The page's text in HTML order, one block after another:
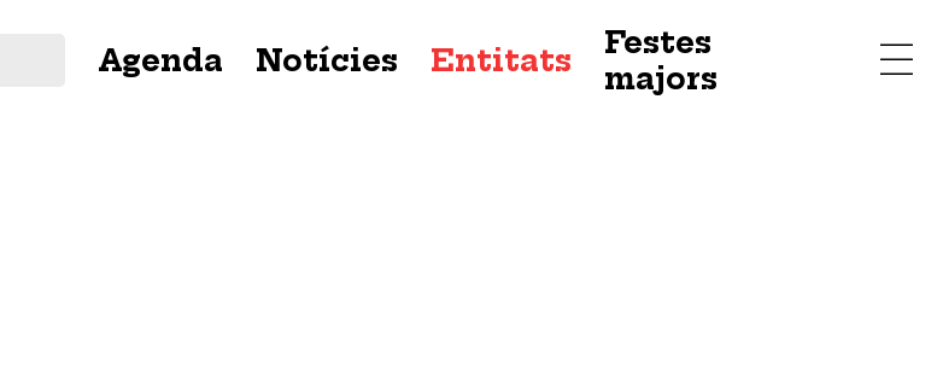
principal
Agenda Notícies Entitats
Festes
majors